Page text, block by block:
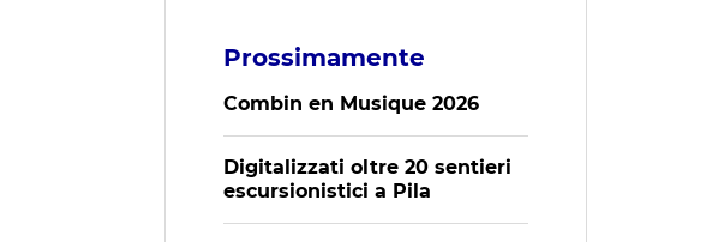
Prossimamente
Combin en Musique 2026
Digitalizzati oltre 20 sentieri
escursionistici a Pila